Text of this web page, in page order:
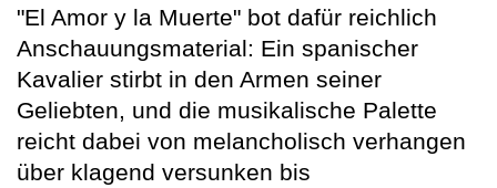
"El Amor y la Muerte" bot dafür reichlich
Anschauungsmaterial: Ein spanischer
Kavalier stirbt in den Armen seiner
Geliebten, und die musikalische Palette
reicht dabei von melancholisch verhangen
über klagend versunken bis